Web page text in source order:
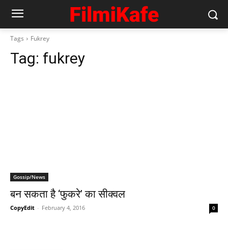
Tags Fukrey
Tag: fukrey
Gossip/News
बन सकता है ‘फुकरे’ का सीक्‍वल
CopyEdit - February 4, 2016 0